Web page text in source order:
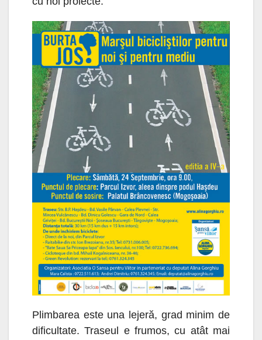
Plimbarea este una lejeră, grad minim de
dificultate. Traseul e frumos, cu atât mai